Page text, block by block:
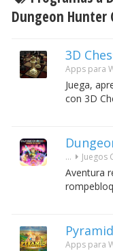
Dungeon Hunter
3D
Apps para
Juega,
con 3D
... Juegos
Aventura
Apps para